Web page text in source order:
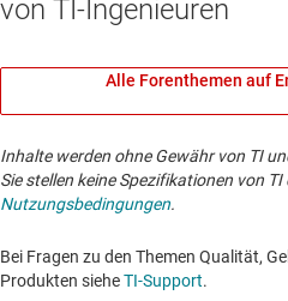
von TI-Ingenieuren
Alle Forenthemen auf
Inhalte werden ohne Gewähr von TI
Sie stellen keine Spezifikationen von TI
Nutzungsbedingungen.
Bei Fragen zu den Themen Qualität,
Produkten sieheTI-Support. ​​​​​​​​​​​​​​